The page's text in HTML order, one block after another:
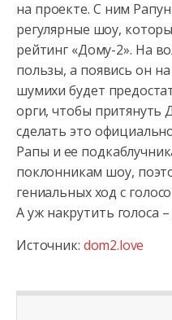
на проекте. С ним
регулярные шоу,
рейтинг «Дому-2». На
пользы, а появись он
шумихи будет
орги, чтобы притянуть
сделать это
Рапы и ее
поклонникам шоу,
гениальных ход с
А уж накрутить голоса
Источник: dom2.love